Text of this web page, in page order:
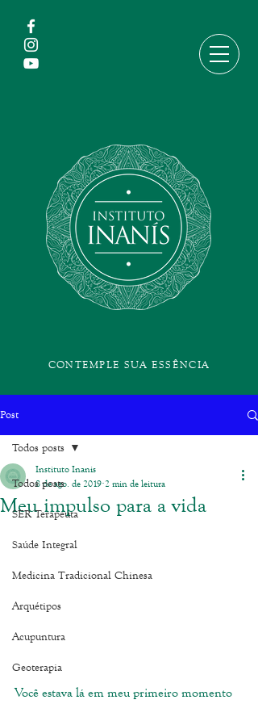
CONTEMPLE SUA ESSÊNCIA
Post
Todos posts
SER Terapeuta
Saúde Integral
Medicina Tradicional Chinesa
Arquétipos
Acupuntura
Geoterapia
Todos posts
Meu impulso para a vida
Instituto Inanis
8 de ago. de 2019 2 min de leitura
Você estava lá em meu primeiro momento